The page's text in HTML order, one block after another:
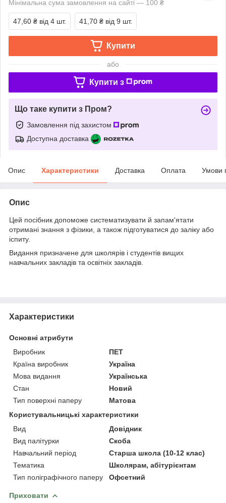
Мінімальна сума замовлення на сайті — 100 ₴
47,60 ₴ від 4 шт. 41,70 ₴ від 9 шт.
Купити
або
Купити з
Що таке купити з Пром?
Замовлення під захистом
Доступна доставка
Опис Характеристики Доставка Оплата Умови
Опис
Цей посібник допоможе систематизувати й запам'ятати
отримані знання з фізики, а також підготуватися до заліку або
іспиту.
Видання призначене для школярів і студентів вищих
навчальних закладів та освітніх закладів.
Характеристики
Основні атрибути
Виробник
ПЕТ
Країна виробник
Україна
Мова видання
Українська
Стан
Новий
Тип поверхні паперу
Матова
Користувальницькі характеристики
Вид
Довідник
Вид палітурки
Скоба
Навчальний період
Старша школа (10-12 клас)
Тематика
Школярам, абітурієнтам
Тип поліграфічного паперу
Офсетний
Приховати